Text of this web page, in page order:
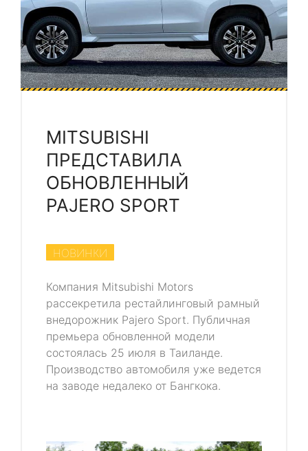
MITSUBISHI
ПРЕДСТАВИЛА
ОБНОВЛЕННЫЙ
PAJERO SPORT
НОВИНКИ
Компания Mitsubishi Motors
рассекретила рестайлинговый рамный
внедорожник Pajero Sport. Публичная
премьера обновленной модели
состоялась 25 июля в Таиланде.
Производство автомобиля уже ведется
на заводе недалеко от Бангкока.